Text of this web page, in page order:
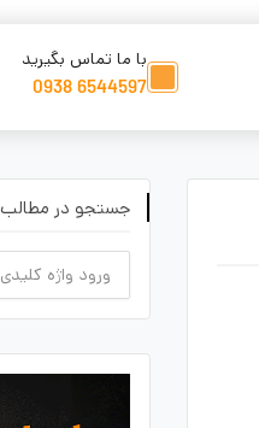
با ما تماس بگیرید
6544597 0938
جستجو در مطالب